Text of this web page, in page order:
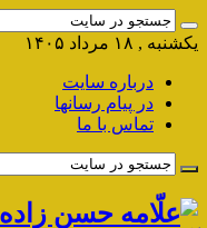
یکشنبه , ۱۸ مرداد ۱۴۰۵
درباره سایت
در پیام رسانها
تماس با ما